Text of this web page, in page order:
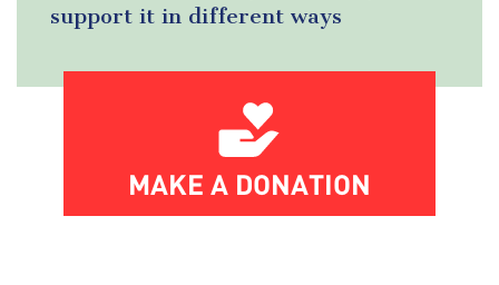
support it in different ways
MAKE A DONATION